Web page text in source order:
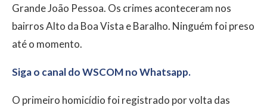
Grande João Pessoa. Os crimes aconteceram nos
bairros Alto da Boa Vista e Baralho. Ninguém foi preso
até o momento.
Siga o canal do WSCOM no Whatsapp.
O primeiro homicídio foi registrado por volta das